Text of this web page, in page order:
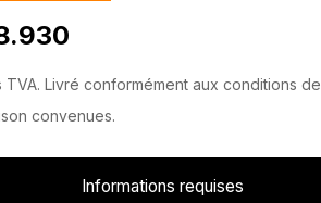
TVA. Livré conformément aux conditions de
convenues.
Informations requises